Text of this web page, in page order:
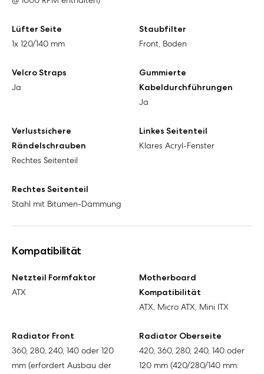
Lüfter Seite
1x 120/140 mm
Staubfilter
Front, Boden
Velcro Straps
Ja
Gummierte
Kabeldurchführungen
Ja
Verlustsichere
Rändelschrauben
Rechtes Seitenteil
Linkes Seitenteil
Klares Acryl-Fenster
Rechtes Seitenteil
Stahl mit Bitumen-Dämmung
Kompatibilität
Netzteil Formfaktor
ATX
Motherboard
Kompatibilität
ATX, Micro ATX, Mini ITX
Radiator Front
360, 280, 240, 140 oder 120
mm (erfordert Ausbau der
Radiator Oberseite
420, 360, 280, 240, 140 oder
120 mm (420/280/140 mm: